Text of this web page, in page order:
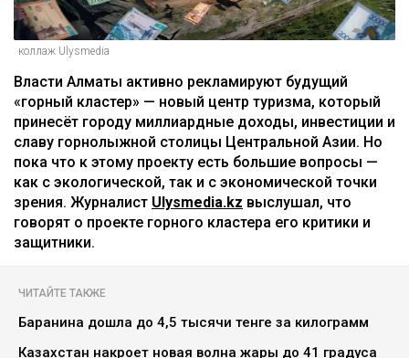
коллаж Ulysmedia
Власти Алматы активно рекламируют будущий
«горный кластер» — новый центр туризма, который
принесёт городу миллиардные доходы, инвестиции и
славу горнолыжной столицы Центральной Азии. Но
пока что к этому проекту есть большие вопросы —
как с экологической, так и с экономической точки
зрения. Журналист Ulysmedia.kz выслушал, что
говорят о проекте горного кластера его критики и
защитники.
ЧИТАЙТЕ ТАКЖЕ
Баранина дошла до 4,5 тысячи тенге за килограмм
Казахстан накроет новая волна жары до 41 градуса